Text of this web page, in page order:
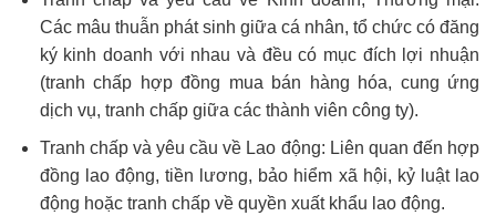
Các mâu thuẫn phát sinh giữa cá nhân, tổ chức có đăng
ký kinh doanh với nhau và đều có mục đích lợi nhuận
(tranh chấp hợp đồng mua bán hàng hóa, cung ứng
dịch vụ, tranh chấp giữa các thành viên công ty).
Tranh chấp và yêu cầu về Lao động: Liên quan đến hợp
đồng lao động, tiền lương, bảo hiểm xã hội, kỷ luật lao
động hoặc tranh chấp về quyền xuất khẩu lao động.